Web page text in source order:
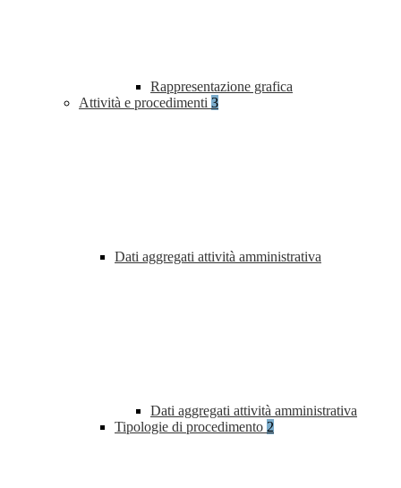
Rappresentazione grafica
Attività e procedimenti 3
Dati aggregati attività amministrativa
Dati aggregati attività amministrativa
Tipologie di procedimento 2